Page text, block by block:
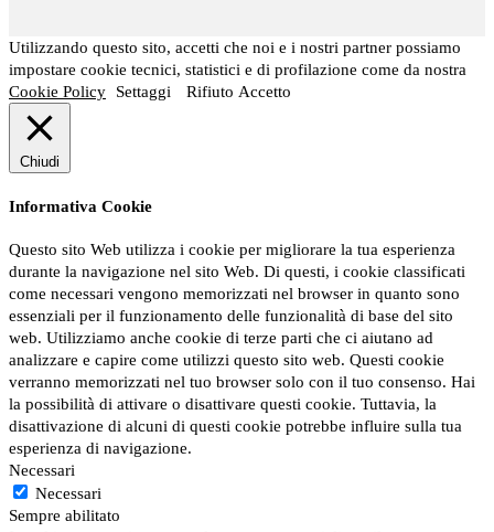
Utilizzando questo sito, accetti che noi e i nostri partner possiamo
impostare cookie tecnici, statistici e di profilazione come da nostra
Cookie Policy
Settaggi Rifiuto Accetto
Chiudi
Informativa Cookie
Questo sito Web utilizza i cookie per migliorare la tua esperienza
durante la navigazione nel sito Web. Di questi, i cookie classificati
come necessari vengono memorizzati nel browser in quanto sono
essenziali per il funzionamento delle funzionalità di base del sito
web. Utilizziamo anche cookie di terze parti che ci aiutano ad
analizzare e capire come utilizzi questo sito web. Questi cookie
verranno memorizzati nel tuo browser solo con il tuo consenso. Hai
la possibilità di attivare o disattivare questi cookie. Tuttavia, la
disattivazione di alcuni di questi cookie potrebbe influire sulla tua
esperienza di navigazione.
Necessari
Necessari
Sempre abilitato